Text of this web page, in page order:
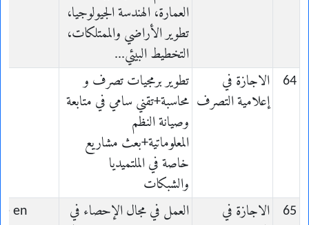
العمارة، الهندسة الجيولوجيا،
تطوير الأراضي والممتلكات،
التخطيط البيئي...
64
الاجازة في
إعلامية التصرف
تطوير برمجيات تصرف و
محاسبة+تقني سامي في متابعة
وصيانة النظم
المعلوماتية+بعث مشاريع
خاصة في الملتميديا
والشبكات
65
الاجازة في العمل في مجال الإحصاء في en